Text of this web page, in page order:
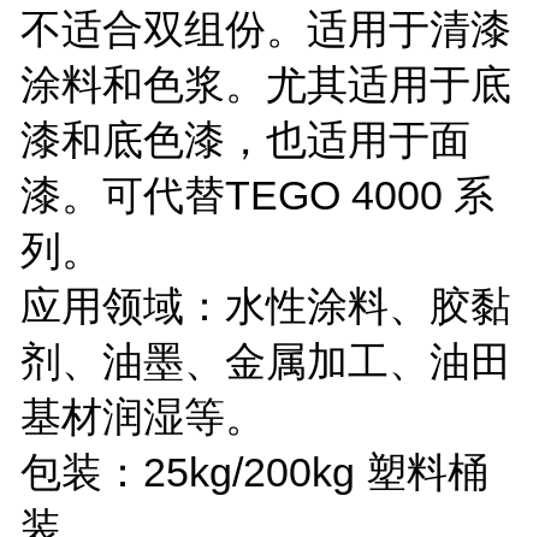
不适合双组份。适用于清漆
涂料和色浆。尤其适用于底
漆和底色漆，也适用于面
漆。可代替TEGO 4000 系
列。
应用领域：水性涂料、胶黏
剂、油墨、金属加工、油田
基材润湿等。
包装：25kg/200kg 塑料桶
装